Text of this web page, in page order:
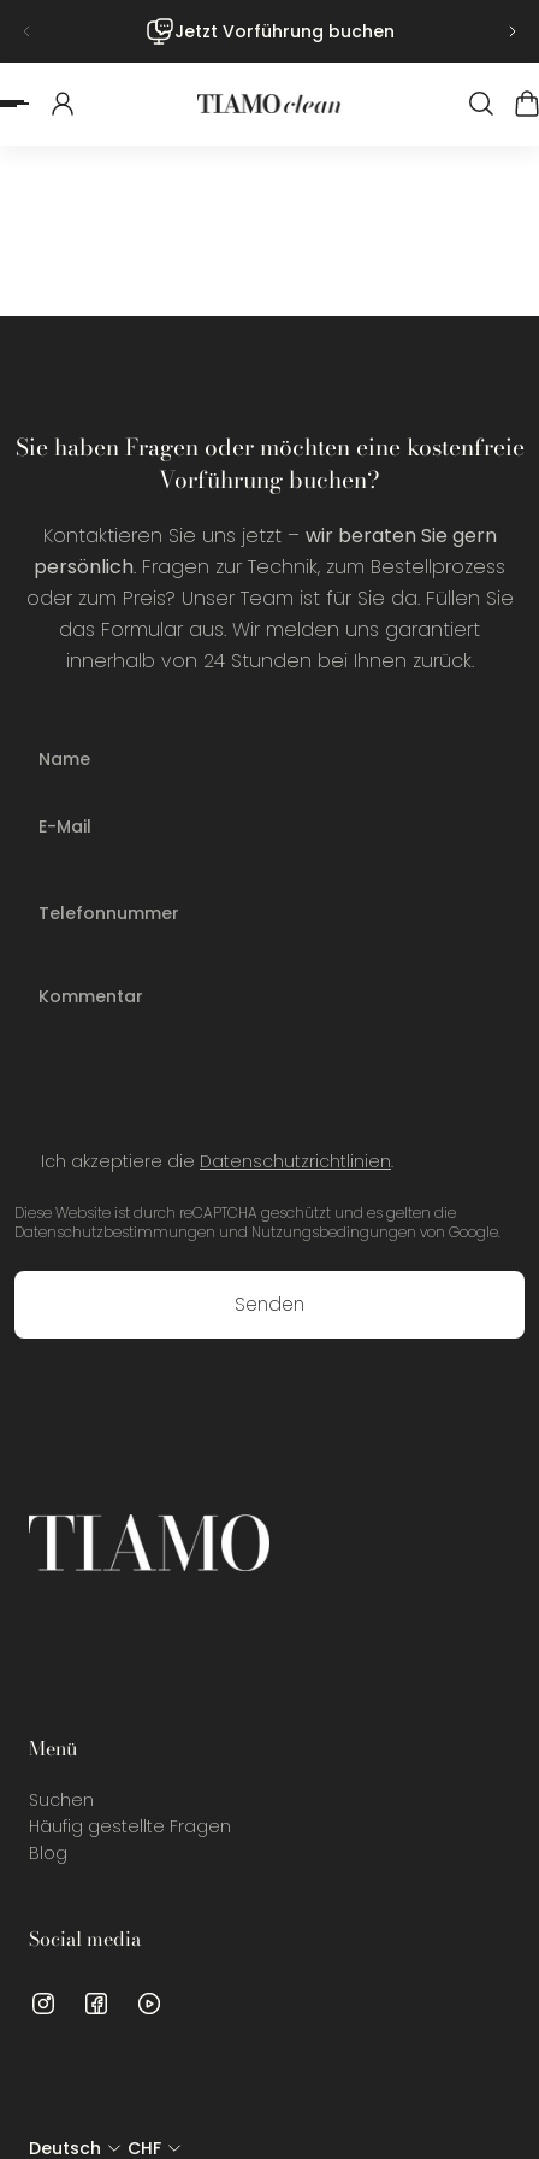
springen Jetzt Vorführung buchen
Sie haben Fragen oder möchten eine kostenfreie
Vorführung buchen?
Kontaktieren Sie uns jetzt – wir beraten Sie gern
persönlich. Fragen zur Technik, zum Bestellprozess
oder zum Preis? Unser Team ist für Sie da. Füllen Sie
das Formular aus. Wir melden uns garantiert
innerhalb von 24 Stunden bei Ihnen zurück.
Ich akzeptiere die Datenschutzrichtlinien.
Diese Website ist durch reCAPTCHA geschützt und es gelten die
Datenschutzbestimmungen und Nutzungsbedingungen von Google.
Senden
Menü
Suchen
Häufig gestellte Fragen
Blog
Social media
Deutsch CHF